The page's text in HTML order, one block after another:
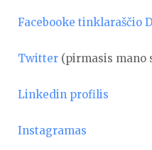
Facebooke tinklaraščio
Twitter (pirmasis mano
Linkedin profilis
Instagramas